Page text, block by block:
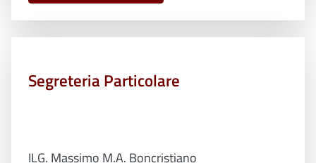
Segreteria Particolare
ILG. Massimo M.A. Boncristiano